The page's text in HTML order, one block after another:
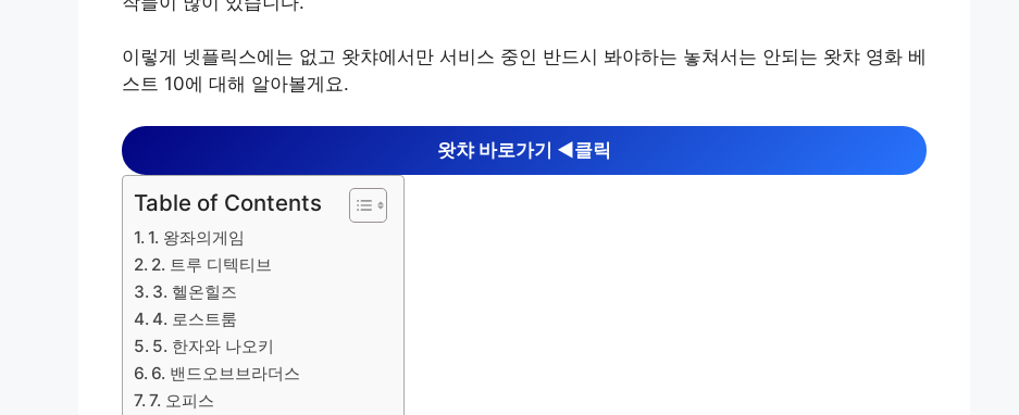
이렇게 넷플릭스에는 없고 왓챠에서만 서비스 중인 반드시 봐야하는 놓쳐서는 안되는 왓챠 영화 베
스트 10에 대해 알아볼게요.
왓챠 바로가기 ◀︎클릭
Table of Contents
1. 왕좌의게임
2. 트루 디텍티브
3. 헬온힐즈
4. 로스트룸
5. 한자와 나오키
6. 밴드오브브라더스
7. 오피스